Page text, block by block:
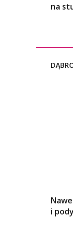
na
i